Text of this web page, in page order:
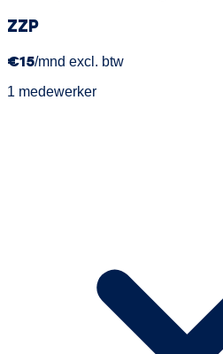
ZZP
€15/mnd excl. btw
1 medewerker